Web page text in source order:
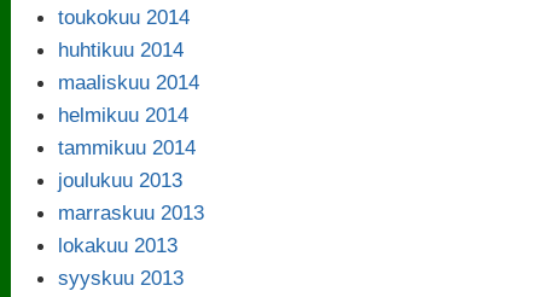
toukokuu 2014
huhtikuu 2014
maaliskuu 2014
helmikuu 2014
tammikuu 2014
joulukuu 2013
marraskuu 2013
lokakuu 2013
syyskuu 2013